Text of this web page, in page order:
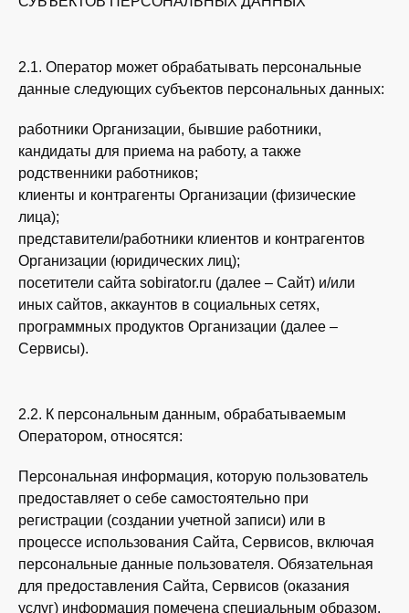
2.1. Оператор может обрабатывать персональные
данные следующих субъектов персональных данных:
работники Организации, бывшие работники,
кандидаты для приема на работу, а также
родственники работников;
клиенты и контрагенты Организации (физические
лица);
представители/работники клиентов и контрагентов
Организации (юридических лиц);
посетители сайта sobirator.ru (далее – Сайт) и/или
иных сайтов, аккаунтов в социальных сетях,
программных продуктов Организации (далее –
Сервисы).
2.2. К персональным данным, обрабатываемым
Оператором, относятся:
Персональная информация, которую пользователь
предоставляет о себе самостоятельно при
регистрации (создании учетной записи) или в
процессе использования Сайта, Сервисов, включая
персональные данные пользователя. Обязательная
для предоставления Сайта, Сервисов (оказания
услуг) информация помечена специальным образом.